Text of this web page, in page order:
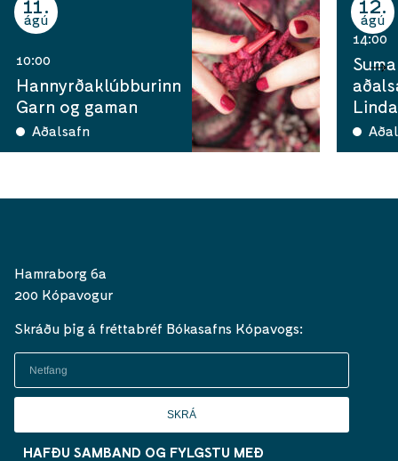
ágú
10:00
Hannyrðaklúbburinn
Garn og gaman
Aðalsafn
ágú
14:00
Hamraborg 6a
200 Kópavogur
Skráðu þig á fréttabréf Bókasafns Kópavogs:
SKRÁ
HAFÐU SAMBAND OG FYLGSTU MEÐ